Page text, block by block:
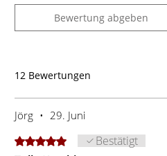
Bewertung abgeben
12 Bewertungen
Jörg • 29. Juni
Mit 5 von 5 Sternen bewertet.
Bestätigt